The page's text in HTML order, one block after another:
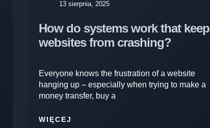
13 sierpnia, 2025
How do systems work that keep
websites from crashing?
Everyone knows the frustration of a website
hanging up – especially when trying to make a
money transfer, buy a
WIĘCEJ